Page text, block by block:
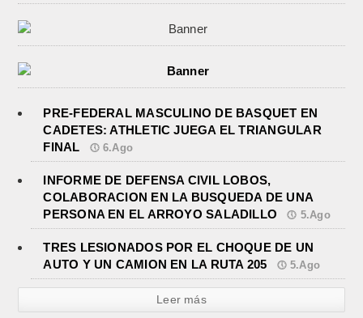
PRE-FEDERAL MASCULINO DE BASQUET EN
CADETES: ATHLETIC JUEGA EL TRIANGULAR
FINAL
6.Ago
INFORME DE DEFENSA CIVIL LOBOS,
COLABORACION EN LA BUSQUEDA DE UNA
PERSONA EN EL ARROYO SALADILLO
5.Ago
TRES LESIONADOS POR EL CHOQUE DE UN
AUTO Y UN CAMION EN LA RUTA 205
5.Ago
Leer más